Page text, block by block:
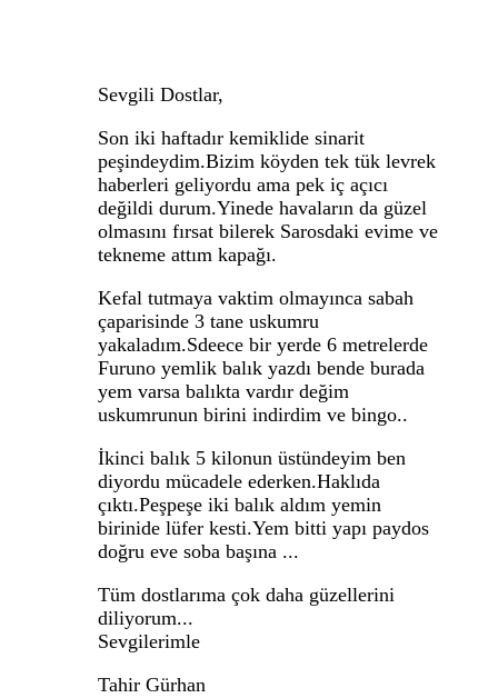
Sevgili Dostlar,
Son iki haftadır kemiklide sinarit
peşindeydim.Bizim köyden tek tük levrek
haberleri geliyordu ama pek iç açıcı
değildi durum.Yinede havaların da güzel
olmasını fırsat bilerek Sarosdaki evime ve
tekneme attım kapağı.
Kefal tutmaya vaktim olmayınca sabah
çaparisinde 3 tane uskumru
yakaladım.Sdeece bir yerde 6 metrelerde
Furuno yemlik balık yazdı bende burada
yem varsa balıkta vardır değim
uskumrunun birini indirdim ve bingo..
İkinci balık 5 kilonun üstündeyim ben
diyordu mücadele ederken.Haklıda
çıktı.Peşpeşe iki balık aldım yemin
birinide lüfer kesti.Yem bitti yapı paydos
doğru eve soba başına ...
Tüm dostlarıma çok daha güzellerini
diliyorum...
Sevgilerimle
Tahir Gürhan